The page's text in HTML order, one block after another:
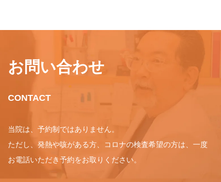
お問い合わせ
CONTACT
当院は、予約制ではありません。
ただし、発熱や咳がある方、コロナの検査希望の方は、一度
お電話いただき予約をお取りください。